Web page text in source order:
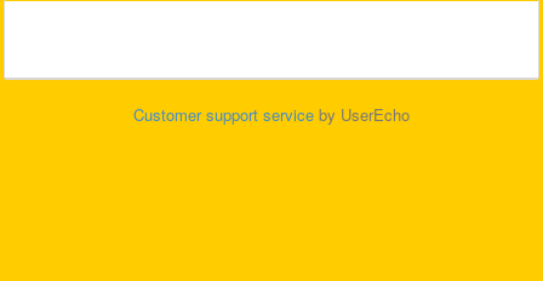
Customer support service by UserEcho